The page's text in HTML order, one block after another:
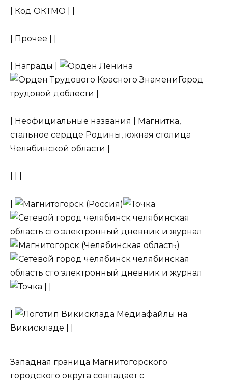
| Код ОКТМО | |
| Прочее | |
| Награды |
Город
трудовой доблести |
| Неофициальные названия | Магнитка,
стальное сердце Родины, южная столица
Челябинской области |
Медиафайлы на
Викискладе | |
Западная граница Магнитогорского
городского округа совпадает с